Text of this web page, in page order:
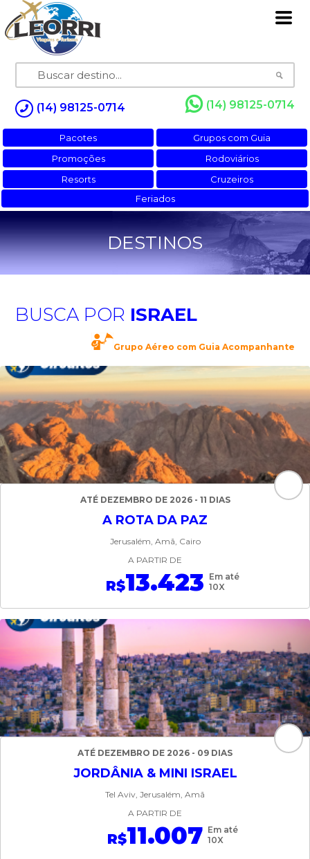
(14) 98125-0714 (14) 98125-0714
Pacotes
Grupos com Guia
Promoções
Rodoviários
Resorts
Cruzeiros
Feriados
DESTINOS
BUSCA POR ISRAEL
Grupo Aéreo com Guia Acompanhante
ATÉ DEZEMBRO DE 2026 - 11 DIAS
A ROTA DA PAZ
Jerusalém, Amã, Cairo
A PARTIR DE
R$13.423 Em até
10X
ATÉ DEZEMBRO DE 2026 - 09 DIAS
JORDÂNIA & MINI ISRAEL
Tel Aviv, Jerusalém, Amã
A PARTIR DE
R$11.007 Em até
10X